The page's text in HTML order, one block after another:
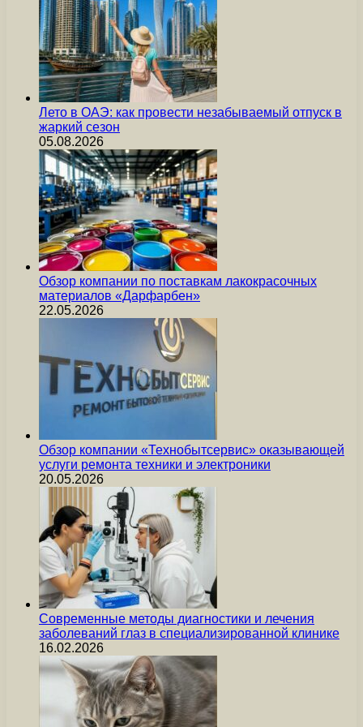
Лето в ОАЭ: как провести незабываемый отпуск в
жаркий сезон
05.08.2026
Обзор компании по поставкам лакокрасочных
материалов «Дарфарбен»
22.05.2026
Обзор компании «Технобытсервис» оказывающей
услуги ремонта техники и электроники
20.05.2026
Современные методы диагностики и лечения
заболеваний глаз в специализированной клинике
16.02.2026